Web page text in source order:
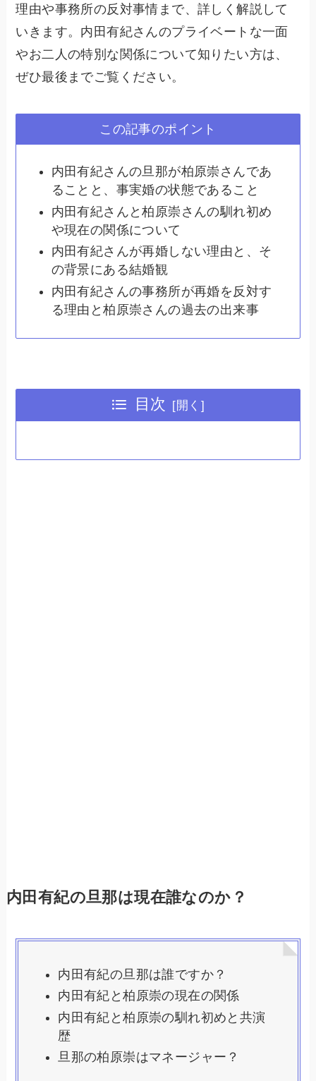
理由や事務所の反対事情まで、詳しく解説して
いきます。内田有紀さんのプライベートな一面
やお二人の特別な関係について知りたい方は、
ぜひ最後までご覧ください。
この記事のポイント
内田有紀さんの旦那が柏原崇さんであ
ることと、事実婚の状態であること
内田有紀さんと柏原崇さんの馴れ初め
や現在の関係について
内田有紀さんが再婚しない理由と、そ
の背景にある結婚観
内田有紀さんの事務所が再婚を反対す
る理由と柏原崇さんの過去の出来事
目次
内田有紀の旦那は現在誰なのか？
内田有紀の旦那は誰ですか？
内田有紀と柏原崇の現在の関係
内田有紀と柏原崇の馴れ初めと共演
歴
旦那の柏原崇はマネージャー？